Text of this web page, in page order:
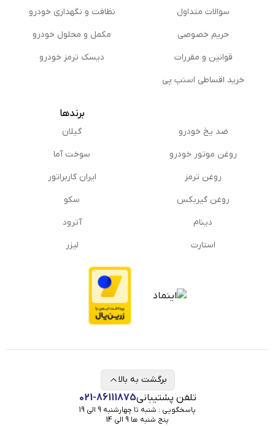
سوالات متداول
حریم خصوصی
قوانین و مقررات
خرید اقساطی اسنپ پی
نظافت و نگهداری خودرو
مكمل و محلول خودرو
دیسک ترمز خودرو
ضد یخ خودرو
روغن موتور خودرو
روغن ترمز
روغن گیربكس
دینام
استارت
برندها
گیلان
سوخت آما
ایران کاربراتور
سکو
آترود
لیزر
تلفن پشتیبانی021-86111875
پاسخگویی : شنبه تا چهارشنبه 9 الی 19
پنج شنبه ها 9 الی 14
برگشت به بالا